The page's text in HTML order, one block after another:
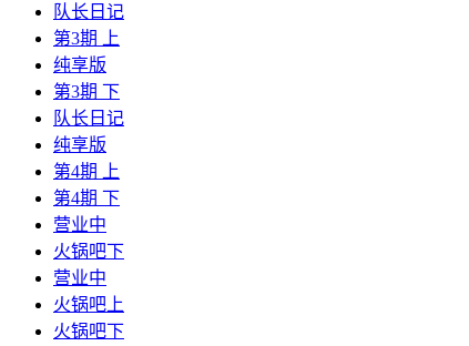
队长日记
第3期 上
纯享版
第3期 下
队长日记
纯享版
第4期 上
第4期 下
营业中
火锅吧下
营业中
火锅吧上
火锅吧下